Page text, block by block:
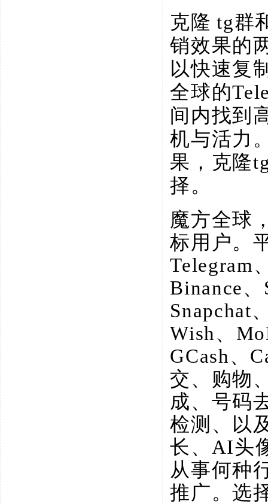
克隆 tg群
销效果的
以快速复
全球的
间内找到
机与活力
果，克隆
择。
魔方全球
标用户。
Telegram
Binance
Snapchat
Wish、
GCash、
交、购物
成、号码
检测、以
长、AI头
从事何种
推广。选